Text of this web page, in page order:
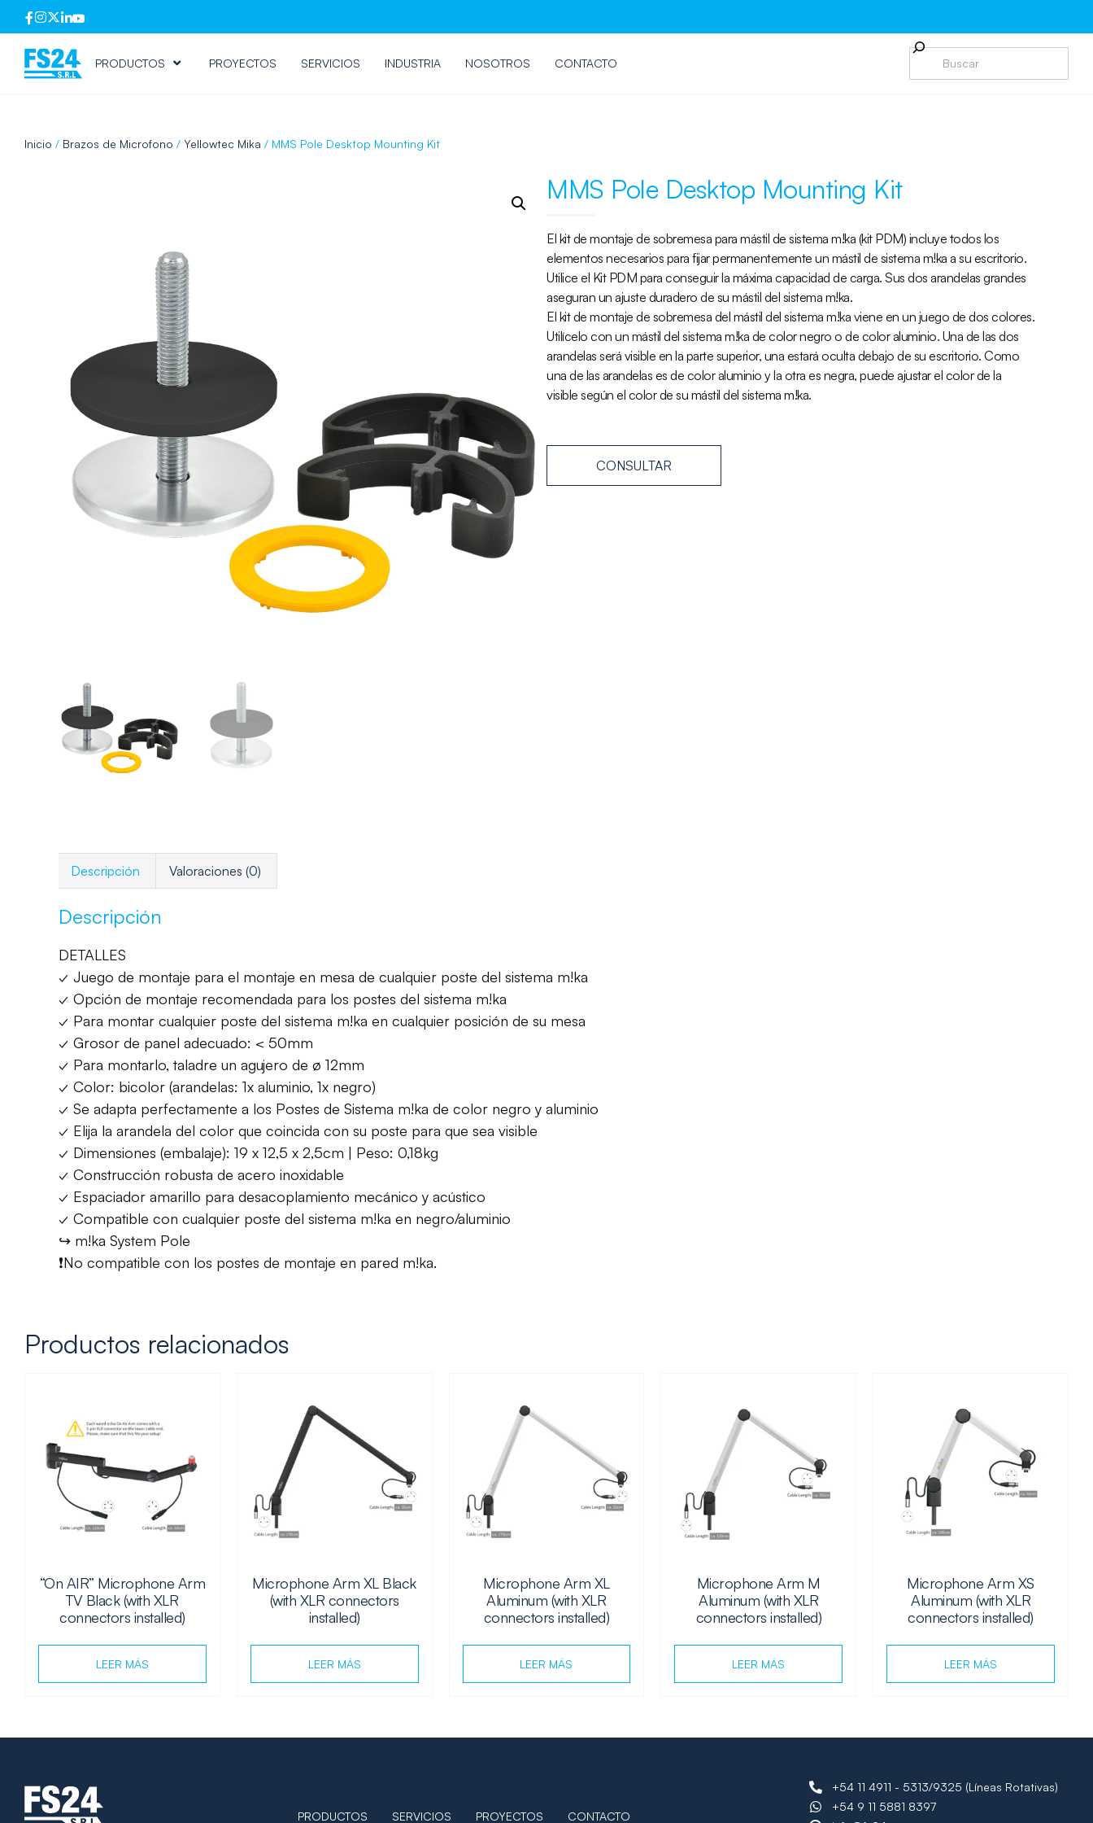
PRODUCTOS PROYECTOS SERVICIOS INDUSTRIA NOSOTROS CONTACTO
Inicio / Brazos de Microfono / Yellowtec Mika / MMS Pole Desktop Mounting Kit
MMS Pole Desktop Mounting Kit
El kit de montaje de sobremesa para mástil de sistema m!ka (kit PDM) incluye todos los
elementos necesarios para fijar permanentemente un mástil de sistema m!ka a su escritorio.
Utilice el Kit PDM para conseguir la máxima capacidad de carga. Sus dos arandelas grandes
aseguran un ajuste duradero de su mástil del sistema m!ka.
El kit de montaje de sobremesa del mástil del sistema m!ka viene en un juego de dos colores.
Utilícelo con un mástil del sistema m!ka de color negro o de color aluminio. Una de las dos
arandelas será visible en la parte superior, una estará oculta debajo de su escritorio. Como
una de las arandelas es de color aluminio y la otra es negra, puede ajustar el color de la
visible según el color de su mástil del sistema m!ka.
CONSULTAR
Descripción Valoraciones (0)
Descripción
DETALLES
✓ Juego de montaje para el montaje en mesa de cualquier poste del sistema m!ka
✓ Opción de montaje recomendada para los postes del sistema m!ka
✓ Para montar cualquier poste del sistema m!ka en cualquier posición de su mesa
✓ Grosor de panel adecuado: < 50mm
✓ Para montarlo, taladre un agujero de ø 12mm
✓ Color: bicolor (arandelas: 1x aluminio, 1x negro)
✓ Se adapta perfectamente a los Postes de Sistema m!ka de color negro y aluminio
✓ Elija la arandela del color que coincida con su poste para que sea visible
✓ Dimensiones (embalaje): 19 x 12,5 x 2,5cm | Peso: 0,18kg
✓ Construcción robusta de acero inoxidable
✓ Espaciador amarillo para desacoplamiento mecánico y acústico
✓ Compatible con cualquier poste del sistema m!ka en negro/aluminio
↪ m!ka System Pole
❗No compatible con los postes de montaje en pared m!ka.
Productos relacionados
“On AIR” Microphone Arm
TV Black (with XLR
connectors installed)
LEER MÁS
Microphone Arm XL Black
(with XLR connectors
installed)
LEER MÁS
Microphone Arm XL
Aluminum (with XLR
connectors installed)
LEER MÁS
Microphone Arm M
Aluminum (with XLR
connectors installed)
LEER MÁS
Microphone Arm XS
Aluminum (with XLR
connectors installed)
LEER MÁS
PRODUCTOS SERVICIOS PROYECTOS CONTACTO
+54 11 4911 - 5313/9325 (Líneas Rotativas)
+54 9 11 5881 8397